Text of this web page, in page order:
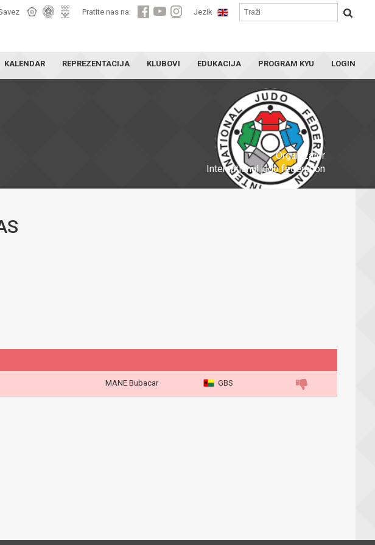
Pratite nas na: Jezik
KALENDAR REPREZENTACIJA KLUBOVI EDUKACIJA PROGRAM KYU LOGIN
Organizator
International judo federation
MANE Bubacar GBS